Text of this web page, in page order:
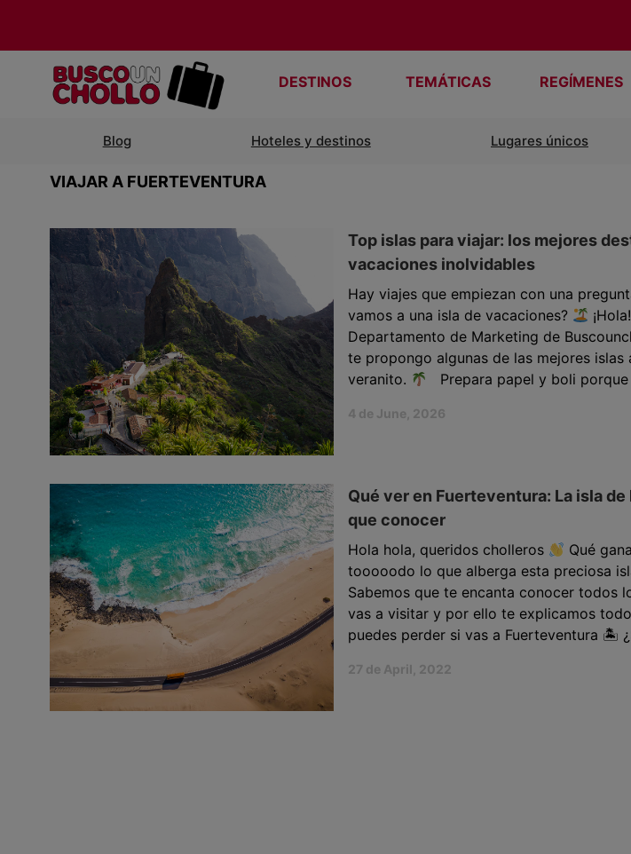
DESTINOS TEMÁTICAS REGÍMENES
Blog Hoteles y destinos Lugares únicos
VIAJAR A FUERTEVENTURA
Top islas para viajar: los mejores
vacaciones inolvidables
Hay viajes que empiezan con una
vamos a una isla de vacaciones?
Departamento de Marketing de
te propongo algunas de las mejores islas
veranito.
Prepara papel y boli porque
4 de June, 2026
Qué ver en Fuerteventura: La isla
que conocer
Hola hola, queridos cholleros
Qué
tooooodo lo que alberga esta preciosa
Sabemos que te encanta conocer todos
vas a visitar y por ello te explicamos
puedes perder si vas a Fuerteventura 🏝
27 de April, 2022